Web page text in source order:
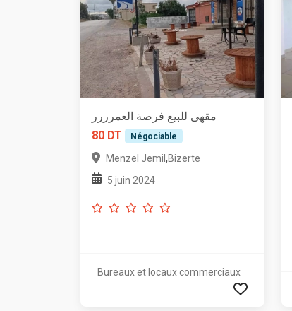
مقهى للبيع فرصة العمرررر
80 DT
Négociable
Menzel Jemil ,Bizerte
5 juin 2024
Bureaux et locaux commerciaux